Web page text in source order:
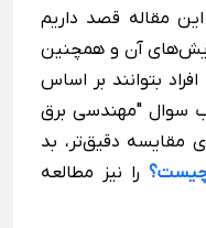
مقاله قصد داریم
آن و همچنین
بتوانند بر اساس
سوال "مهندسی برق
مقایسه دقیق‌تر، بد
چیست؟ را نیز مطالعه